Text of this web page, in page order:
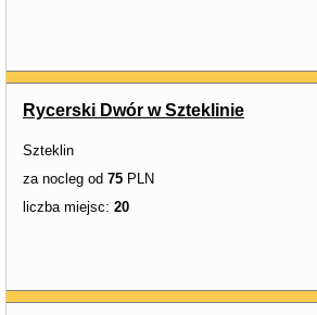
Rycerski Dwór w Szteklinie
Szteklin
za nocleg od 75 PLN
liczba miejsc: 20